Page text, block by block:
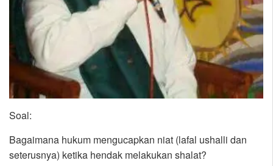
Soal:
Bagaimana hukum mengucapkan niat (lafal ushalli dan
seterusnya) ketika hendak melakukan shalat?